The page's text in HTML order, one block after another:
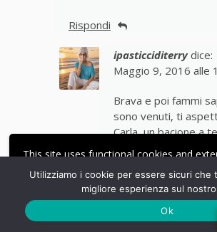
This site uses functional cookies and
improve your experience.
LE MIE IMPOSTAZIONI
Rispondi
ipasticciditerry dice:
Maggio 9, 2016 alle
Brava e poi fammi
sono venuti, ti
Carla, un bacione a te
Laura dice:
Maggio 7, 2016 alle 8:34 pm
Utilizziamo i cookie per essere sicuri che
migliore esperienza sul
Ok